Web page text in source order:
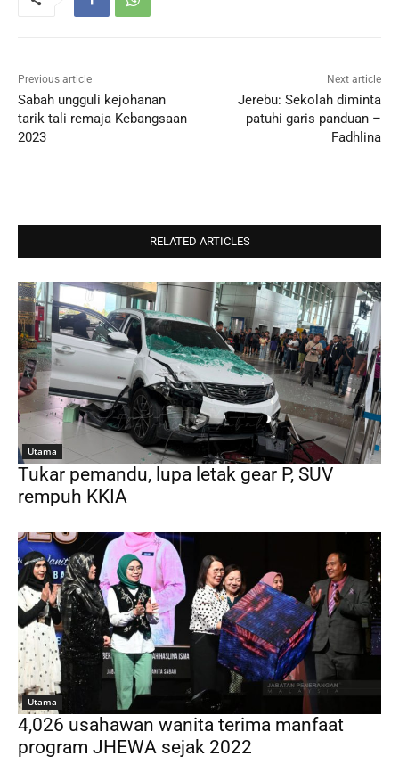
Previous article
Sabah ungguli kejohanan
tarik tali remaja Kebangsaan
2023
Next article
Jerebu: Sekolah diminta
patuhi garis panduan –
Fadhlina
RELATED ARTICLES
Utama
Tukar pemandu, lupa letak gear P, SUV
rempuh KKIA
Utama
4,026 usahawan wanita terima manfaat
program JHEWA sejak 2022